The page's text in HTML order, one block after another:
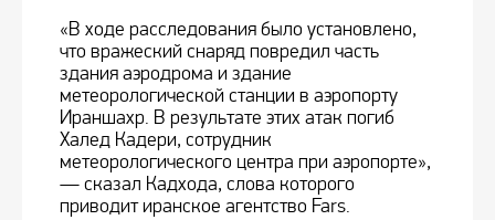
«В ходе расследования было установлено,
что вражеский снаряд повредил часть
здания аэродрома и здание
метеорологической станции в аэропорту
Ираншахр. В результате этих атак погиб
Халед Кадери, сотрудник
метеорологического центра при аэропорте»,
— сказал Кадхода, слова которого
приводит иранское агентство Fars.